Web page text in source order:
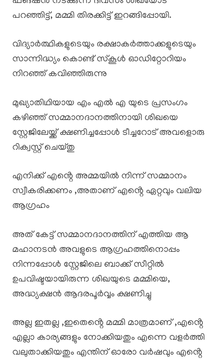
പറഞ്ഞിട്ട്, മമ്മി തിരക്കിട്ട് ഇറങ്ങിപ്പോയി.
വിദ്യാർത്ഥികളുടെയും രക്ഷാകർത്താക്കളുടെയും
സാന്നിദ്ധ്യം കൊണ്ട് സ്കൂൾ ഓഡിറ്റോറിയം
നിറഞ്ഞ് കവിഞ്ഞിരുന്നു
മുഖ്യാതിഥിയായ എം എൽ എ യുടെ പ്രസംഗം
കഴിഞ്ഞ് സമ്മാനദാനത്തിനായി ശിഖയെ
സ്റ്റേജിലേയ്ക്ക് ക്ഷണിച്ചപ്പോൾ ടീച്ചറോട് അവളൊരു
റിക്വസ്റ്റ് ചെയ്തു
എനിക്ക് എൻ്റെ അമ്മയിൽ നിന്ന് സമ്മാനം
സ്വീകരിക്കണം ,അതാണ് എൻ്റെ ഏറ്റവും വലിയ
ആഗ്രഹം
അത് കേട്ട് സമ്മാനദാനത്തിന് എത്തിയ ആ
മഹാനടൻ അവളുടെ ആഗ്രഹത്തിനൊപ്പം
നിന്നപ്പോൾ സ്റ്റേജിലെ ബാക്ക് സീറ്റിൽ
ഉപവിഷ്ടയായിരുന്ന ശിഖയുടെ മമ്മിയെ,
അദ്ധ്യക്ഷൻ ആദരപൂർവ്വം ക്ഷണിച്ചു
അല്ല ഇതല്ല ,ഇതെൻ്റെ മമ്മി മാത്രമാണ് ,എൻ്റെ
എല്ലാ കാര്യങ്ങളും നോക്കിയതും എന്നെ വളർത്തി
വലുതാക്കിയതും എന്തിന് ഓരോ വർഷവും എൻ്റെ